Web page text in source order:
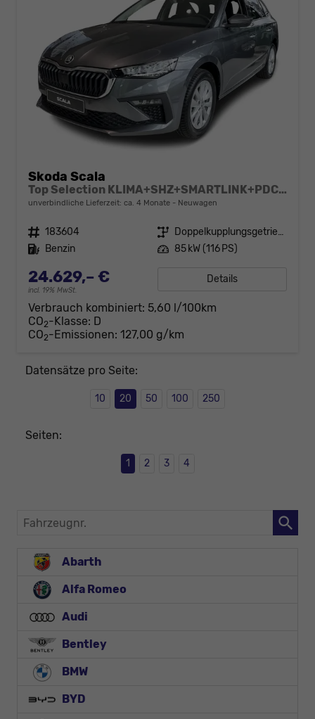
Skoda Scala
Top Selection KLIMA+SHZ+SMARTLINK+PDC+LED+16" ALU
unverbindliche Lieferzeit: ca. 4 Monate Neuwagen
Fahrzeugnr. 183604 Getriebe
Doppelkupplungsgetriebe (DSG)
Kraftstoff Benzin Leistung 85 kW (116 PS)
24.629,– €
incl. 19% MwSt.
Details
Verbrauch kombiniert: 5,60 l/100km
CO2-Klasse: D
CO2-Emissionen: 127,00 g/km
Datensätze pro Seite:
10 20 50 100 250
Seiten:
1 2 3 4
Fahrzeugnr.
Abarth
Alfa Romeo
Audi
Bentley
BMW
BYD